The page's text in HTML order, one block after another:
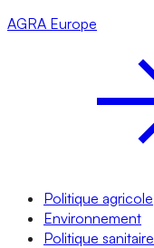
AGRA Europe
Politique agricole
Environnement
Politique sanitaire